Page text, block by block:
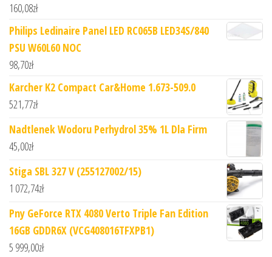
160,08zł
Philips Ledinaire Panel LED RC065B LED34S/840
PSU W60L60 NOC
98,70zł
Karcher K2 Compact Car&Home 1.673-509.0
521,77zł
Nadtlenek Wodoru Perhydrol 35% 1L Dla Firm
45,00zł
Stiga SBL 327 V (255127002/15)
1 072,74zł
Pny GeForce RTX 4080 Verto Triple Fan Edition
16GB GDDR6X (VCG408016TFXPB1)
5 999,00zł